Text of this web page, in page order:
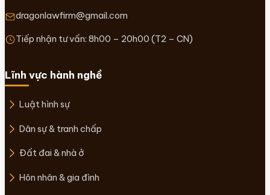
dragonlawfirm@gmail.com
Tiếp nhận tư vấn: 8h00 – 20h00 (T2 – CN)
Lĩnh vực hành nghề
Luật hình sự
Dân sự & tranh chấp
Đất đai & nhà ở
Hôn nhân & gia đình